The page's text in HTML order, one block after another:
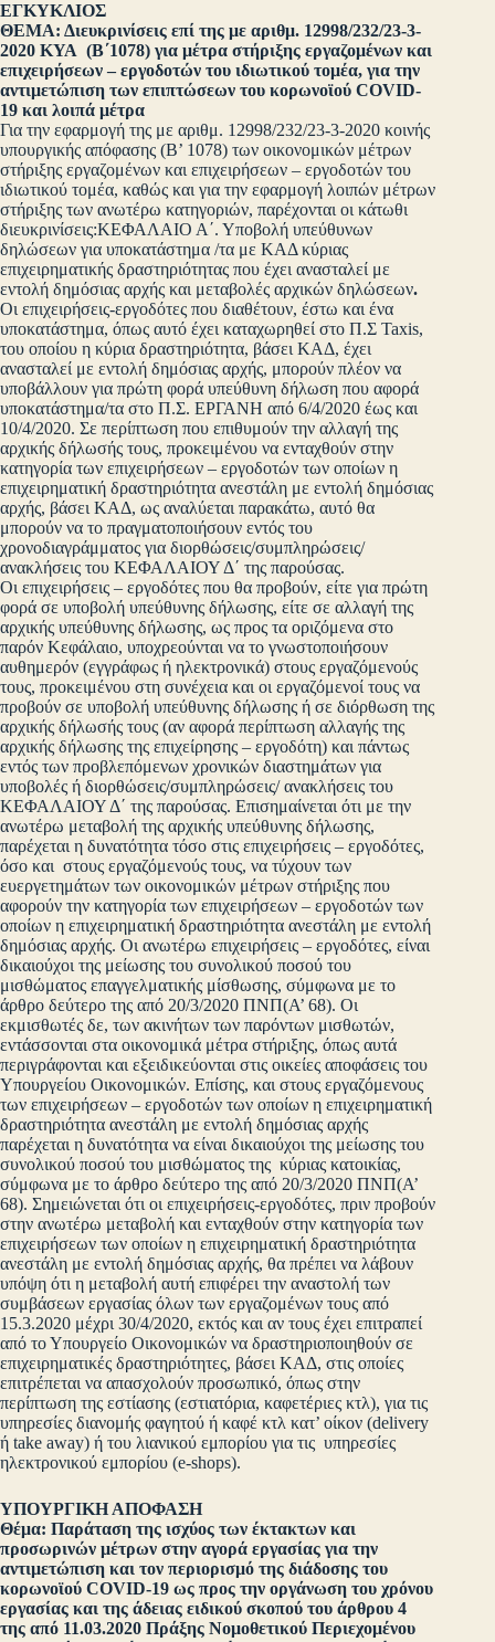
ΕΓΚΥΚΛΙΟΣ
ΘΕΜΑ: Διευκρινίσεις επί της με αριθμ. 12998/232/23-3-
2020 ΚΥΑ (Β΄1078) για μέτρα στήριξης εργαζομένων και
επιχειρήσεων – εργοδοτών του ιδιωτικού τομέα, για την
αντιμετώπιση των επιπτώσεων του κορωνοϊού COVID-
19 και λοιπά μέτρα
Για την εφαρμογή της με αριθμ. 12998/232/23-3-2020 κοινής
υπουργικής απόφασης (Β’ 1078) των οικονομικών μέτρων
στήριξης εργαζομένων και επιχειρήσεων – εργοδοτών του
ιδιωτικού τομέα, καθώς και για την εφαρμογή λοιπών μέτρων
στήριξης των ανωτέρω κατηγοριών, παρέχονται οι κάτωθι
διευκρινίσεις:ΚΕΦΑΛΑΙΟ Α΄. Υποβολή υπεύθυνων
δηλώσεων για υποκατάστημα /τα με ΚΑΔ κύριας
επιχειρηματικής δραστηριότητας που έχει ανασταλεί με
εντολή δημόσιας αρχής και μεταβολές αρχικών δηλώσεων.
Οι επιχειρήσεις-εργοδότες που διαθέτουν, έστω και ένα
υποκατάστημα, όπως αυτό έχει καταχωρηθεί στο Π.Σ Taxis,
του οποίου η κύρια δραστηριότητα, βάσει ΚΑΔ, έχει
ανασταλεί με εντολή δημόσιας αρχής, μπορούν πλέον να
υποβάλλουν για πρώτη φορά υπεύθυνη δήλωση που αφορά
υποκατάστημα/τα στο Π.Σ. ΕΡΓΑΝΗ από 6/4/2020 έως και
10/4/2020. Σε περίπτωση που επιθυμούν την αλλαγή της
αρχικής δήλωσής τους, προκειμένου να ενταχθούν στην
κατηγορία των επιχειρήσεων – εργοδοτών των οποίων η
επιχειρηματική δραστηριότητα ανεστάλη με εντολή δημόσιας
αρχής, βάσει ΚΑΔ, ως αναλύεται παρακάτω, αυτό θα
μπορούν να το πραγματοποιήσουν εντός του
χρονοδιαγράμματος για διορθώσεις/συμπληρώσεις/
ανακλήσεις του ΚΕΦΑΛΑΙΟΥ Δ΄ της παρούσας.
Οι επιχειρήσεις – εργοδότες που θα προβούν, είτε για πρώτη
φορά σε υποβολή υπεύθυνης δήλωσης, είτε σε αλλαγή της
αρχικής υπεύθυνης δήλωσης, ως προς τα οριζόμενα στο
παρόν Κεφάλαιο, υποχρεούνται να το γνωστοποιήσουν
αυθημερόν (εγγράφως ή ηλεκτρονικά) στους εργαζόμενούς
τους, προκειμένου στη συνέχεια και οι εργαζόμενοί τους να
προβούν σε υποβολή υπεύθυνης δήλωσης ή σε διόρθωση της
αρχικής δήλωσής τους (αν αφορά περίπτωση αλλαγής της
αρχικής δήλωσης της επιχείρησης – εργοδότη) και πάντως
εντός των προβλεπόμενων χρονικών διαστημάτων για
υποβολές ή διορθώσεις/συμπληρώσεις/ ανακλήσεις του
ΚΕΦΑΛΑΙΟΥ Δ΄ της παρούσας. Επισημαίνεται ότι με την
ανωτέρω μεταβολή της αρχικής υπεύθυνης δήλωσης,
παρέχεται η δυνατότητα τόσο στις επιχειρήσεις – εργοδότες,
όσο και στους εργαζόμενούς τους, να τύχουν των
ευεργετημάτων των οικονομικών μέτρων στήριξης που
αφορούν την κατηγορία των επιχειρήσεων – εργοδοτών των
οποίων η επιχειρηματική δραστηριότητα ανεστάλη με εντολή
δημόσιας αρχής. Οι ανωτέρω επιχειρήσεις – εργοδότες, είναι
δικαιούχοι της μείωσης του συνολικού ποσού του
μισθώματος επαγγελματικής μίσθωσης, σύμφωνα με το
άρθρο δεύτερο της από 20/3/2020 ΠΝΠ(Α’ 68). Οι
εκμισθωτές δε, των ακινήτων των παρόντων μισθωτών,
εντάσσονται στα οικονομικά μέτρα στήριξης, όπως αυτά
περιγράφονται και εξειδικεύονται στις οικείες αποφάσεις του
Υπουργείου Οικονομικών. Επίσης, και στους εργαζόμενους
των επιχειρήσεων – εργοδοτών των οποίων η επιχειρηματική
δραστηριότητα ανεστάλη με εντολή δημόσιας αρχής
παρέχεται η δυνατότητα να είναι δικαιούχοι της μείωσης του
συνολικού ποσού του μισθώματος της κύριας κατοικίας,
σύμφωνα με το άρθρο δεύτερο της από 20/3/2020 ΠΝΠ(Α’
68). Σημειώνεται ότι οι επιχειρήσεις-εργοδότες, πριν προβούν
στην ανωτέρω μεταβολή και ενταχθούν στην κατηγορία των
επιχειρήσεων των οποίων η επιχειρηματική δραστηριότητα
ανεστάλη με εντολή δημόσιας αρχής, θα πρέπει να λάβουν
υπόψη ότι η μεταβολή αυτή επιφέρει την αναστολή των
συμβάσεων εργασίας όλων των εργαζομένων τους από
15.3.2020 μέχρι 30/4/2020, εκτός και αν τους έχει επιτραπεί
από το Υπουργείο Οικονομικών να δραστηριοποιηθούν σε
επιχειρηματικές δραστηριότητες, βάσει ΚΑΔ, στις οποίες
επιτρέπεται να απασχολούν προσωπικό, όπως στην
περίπτωση της εστίασης (εστιατόρια, καφετέριες κτλ), για τις
υπηρεσίες διανομής φαγητού ή καφέ κτλ κατ’ οίκον (delivery
ή take away) ή του λιανικού εμπορίου για τις υπηρεσίες
ηλεκτρονικού εμπορίου (e-shops).
ΥΠΟΥΡΓΙΚΗ ΑΠΟΦΑΣΗ
Θέμα: Παράταση της ισχύος των έκτακτων και
προσωρινών μέτρων στην αγορά εργασίας για την
αντιμετώπιση και τον περιορισμό της διάδοσης του
κορωνοϊού COVID-19 ως προς την οργάνωση του χρόνου
εργασίας και της άδειας ειδικού σκοπού του άρθρου 4
της από 11.03.2020 Πράξης Νομοθετικού Περιεχομένου